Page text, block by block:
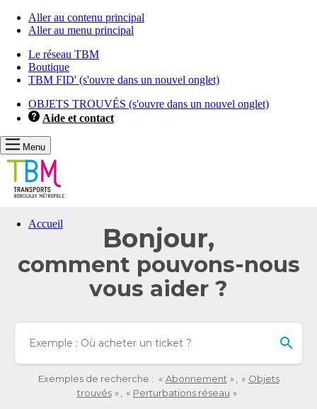
Aller au contenu principal
Aller au menu principal
Le réseau TBM
Boutique
TBM FID' (s'ouvre dans un nouvel onglet)
OBJETS TROUVÉS (s'ouvre dans un nouvel onglet)
Aide et contact
Menu
Accueil
allez
redirigé
vers
détaillée
Bonjour,
comment pouvons-nous
vous aider ?
Exemples de recherche : Abonnement
Objets
trouvés
Perturbations réseau